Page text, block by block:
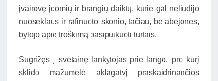
įvairovę įdomių ir brangių daiktų, kurie gal neliudijo
nuoseklaus ir rafinuoto skonio, tačiau, be abejonės,
bylojo apie troškimą pasipuikuoti turtais.
Sugrįžęs į svetainę lankytojas prie lango, pro kurį
sklido mažumėlė aklagatvį praskaidrinančios